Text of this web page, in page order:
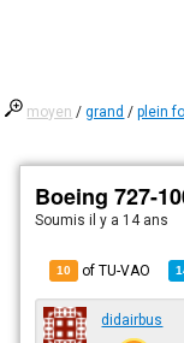
moyen /grand /plein
Boeing 727-
Soumisil y a 14 ans
10 of TU-VAO
didairbus